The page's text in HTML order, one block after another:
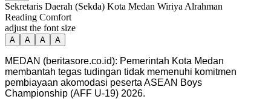
Sekretaris Daerah (Sekda) Kota Medan Wiriya Alrahman
Reading Comfort
adjust the font size
A A A A
MEDAN (beritasore.co.id): Pemerintah Kota Medan
membantah tegas tudingan tidak memenuhi komitmen
pembiayaan akomodasi peserta ASEAN Boys
Championship (AFF U-19) 2026.